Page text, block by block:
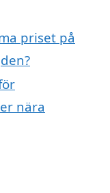
priset på
nära